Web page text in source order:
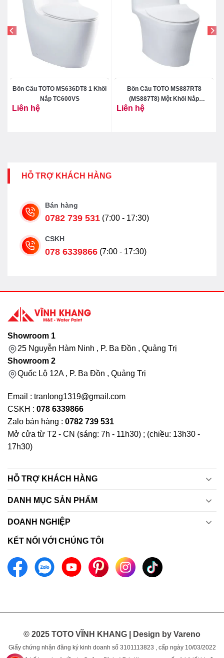
Bồn Cầu TOTO MS636DT8 1 Khối
Nắp TC600VS
Liên hệ
Bồn Cầu TOTO MS887RT8
(MS887T8) Một Khối Nắp
Liên hệ
HỖ TRỢ KHÁCH HÀNG
Bán hàng
0782 739 531 (7:00 - 17:30)
CSKH
078 6339866 (7:00 - 17:30)
Showroom 1
25 Nguyễn Hàm Ninh , P. Ba Đồn , Quảng Trị
Showroom 2
Quốc Lộ 12A , P. Ba Đồn , Quảng Trị
Email : tranlong1319@gmail.com
CSKH : 078 6339866
Zalo bán hàng : 0782 739 531
Mở cửa từ T2 - CN (sáng: 7h - 11h30) ; (chiều: 13h30 -
17h30)
HỖ TRỢ KHÁCH HÀNG
DANH MỤC SẢN PHẨM
DOANH NGHIỆP
KẾT NỐI VỚI CHÚNG TÔI
© 2025 TOTO VĨNH KHANG | Design by Vareno
Giấy chứng nhận đăng ký kinh doanh số 3101113823 , cấp ngày 10/03/2022